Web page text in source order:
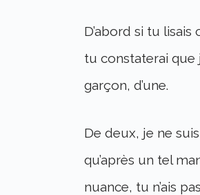
D’abord si tu
tu constaterai que
garçon, d’une.
De deux, je ne
qu’après un tel
nuance, tu n’ais